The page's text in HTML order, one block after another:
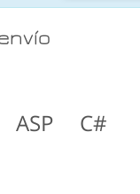
ASP
C#